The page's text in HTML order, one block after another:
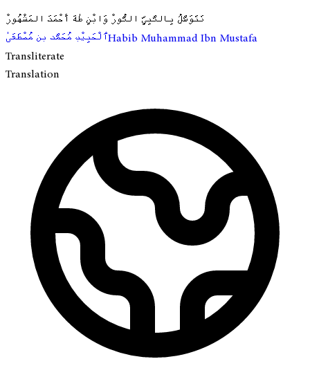
نَتَوَسَّلُ بِالنَّبِيِّ النُّورْ وَابْنِ طٰهَ أَحْمَدَ المَشْهُورْ
ٱلْحَبِيْب مُحَمَّد بن مُصْطَفَىٰHabib Muhammad Ibn Mustafa
Transliterate
Translation